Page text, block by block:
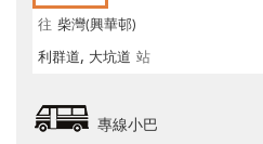
往 柴灣(興華邨)
利群道, 大坑道 站
專線小巴